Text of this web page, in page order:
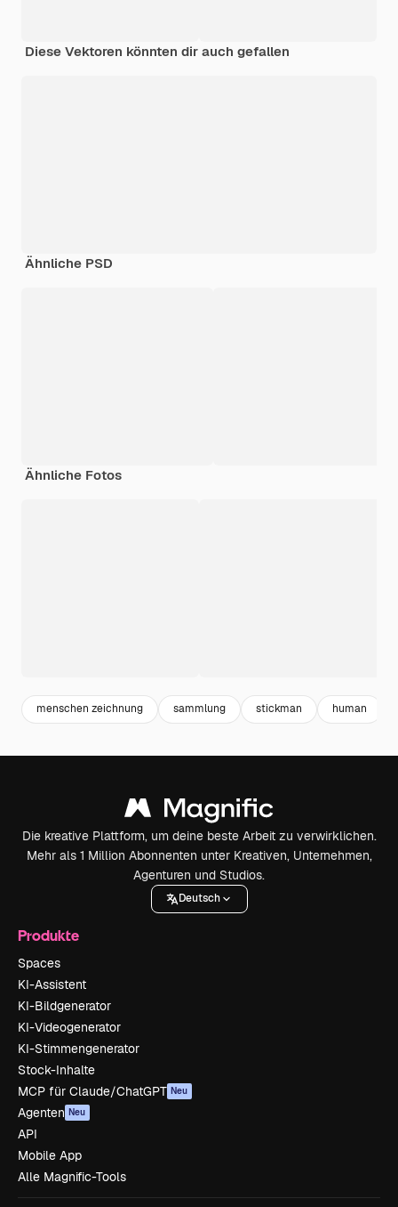
Diese Vektoren könnten dir auch gefallen
Ähnliche PSD
Ähnliche Fotos
menschen zeichnung sammlung stickman human
Die kreative Plattform, um deine beste Arbeit zu verwirklichen.
Mehr als 1 Million Abonnenten unter Kreativen, Unternehmen,
Agenturen und Studios.
Deutsch
Produkte
Spaces
KI-Assistent
KI-Bildgenerator
KI-Videogenerator
KI-Stimmengenerator
Stock-Inhalte
MCP für Claude/ChatGPT Neu
Agenten Neu
API
Mobile App
Alle Magnific-Tools